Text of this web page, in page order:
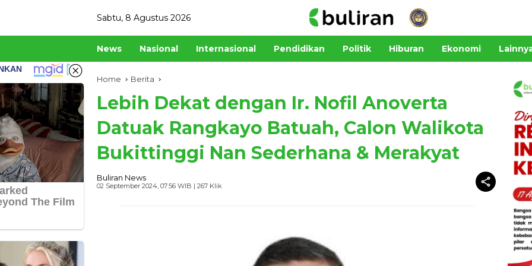
Sabtu, 8 Agustus 2026
News Nasional Internasional Pendidikan Politik Hiburan Ekonomi
Home Berita
Lebih Dekat dengan Ir. Nofil Anoverta
Datuak Rangkayo Batuah, Calon Walikota
Bukittinggi Nan Sederhana & Merakyat
Buliran News
02 September 2024, 07:56 WIB | 267 Klik